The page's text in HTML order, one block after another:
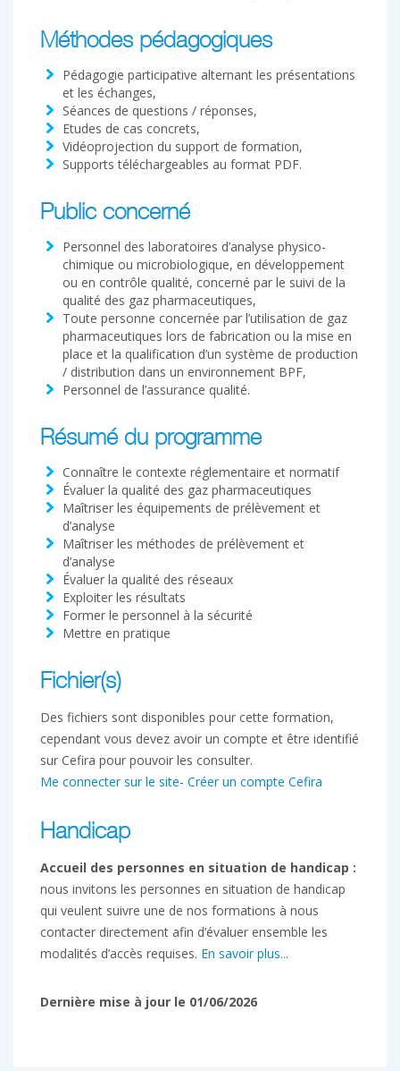
Méthodes pédagogiques
Pédagogie participative alternant les présentations
et les échanges,
Séances de questions / réponses,
Etudes de cas concrets,
Vidéoprojection du support de formation,
Supports téléchargeables au format PDF.
Public concerné
Personnel des laboratoires d’analyse physico-
chimique ou microbiologique, en développement
ou en contrôle qualité, concerné par le suivi de la
qualité des gaz pharmaceutiques,
Toute personne concernée par l’utilisation de gaz
pharmaceutiques lors de fabrication ou la mise en
place et la qualification d’un système de production
/ distribution dans un environnement BPF,
Personnel de l’assurance qualité.
Résumé du programme
Connaître le contexte réglementaire et normatif
Évaluer la qualité des gaz pharmaceutiques
Maîtriser les équipements de prélèvement et
d’analyse
Maîtriser les méthodes de prélèvement et
d’analyse
Évaluer la qualité des réseaux
Exploiter les résultats
Former le personnel à la sécurité
Mettre en pratique
Fichier(s)
Des fichiers sont disponibles pour cette formation,
cependant vous devez avoir un compte et être identifié
sur Cefira pour pouvoir les consulter.
Me connecter sur le site- Créer un compte Cefira
Handicap
Accueil des personnes en situation de handicap :
nous invitons les personnes en situation de handicap
qui veulent suivre une de nos formations à nous
contacter directement afin d’évaluer ensemble les
modalités d’accès requises. En savoir plus...
Dernière mise à jour le 01/06/2026